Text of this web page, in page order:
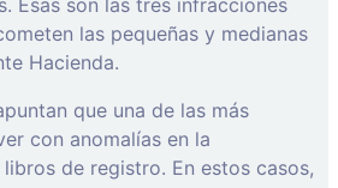
las pequeñas y medianas
Hacienda.
que una de las más
con anomalías en la
de registro. En estos casos,